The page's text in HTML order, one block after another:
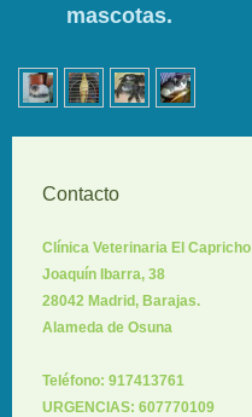
mascotas.
Contacto
Clínica Veterinaria El Capricho
Joaquín Ibarra, 38
28042 Madrid, Barajas.
Alameda de Osuna
Teléfono: 917413761
URGENCIAS: 607770109